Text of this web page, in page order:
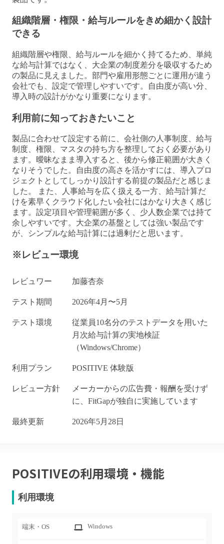
組織階層・権限・給与ルールをきめ細かく設計
できる
組織階層や権限、給与ルールを細かく持てるため、単純
な給与計算ではなく、大企業の制度差分を吸収するため
の製品に見えました。部門や雇用形態ごとに運用が違う
会社でも、設定で管理しやすいです。自由度が高い分、
導入時の設計がかなり重要になります。
利用前に知っておきたいこと
製品に合わせて設定する前に、会社側の人事制度、給与
制度、権限、マスタの持ち方を整理しておく必要があり
ます。曖昧なまま導入すると、後から修正範囲が大きく
なりそうでした。自由度の高さを活かすには、導入プロ
ジェクトとしてしっかり設計する前提の製品だと感じま
した。 また、人事給与を広く扱える一方、給与計算だ
けを素早くクラウド化したい会社にはかなり大きく感じ
ます。設定項目や管理範囲が多く、少人数企業では持て
余しやすいです。大企業の基盤としては強い製品です
が、シンプルな給与計算には過剰だと思います。
※レビュー環境
レビュワー 加藤杏奈
テスト期間 2026年4月〜5月
テスト環境
従業員10名分のテストデータを用いた
月次給与計算の実地検証
（Windows/Chrome）
利用プラン POSITIVE 体験版
レビュー方針
メーカーからの広告費・報酬を受けず
に、FitGapが独自に実施しています
最終更新 2026年5月28日
POSITIVEの利用環境・機能
利用環境
端末・OS Windows